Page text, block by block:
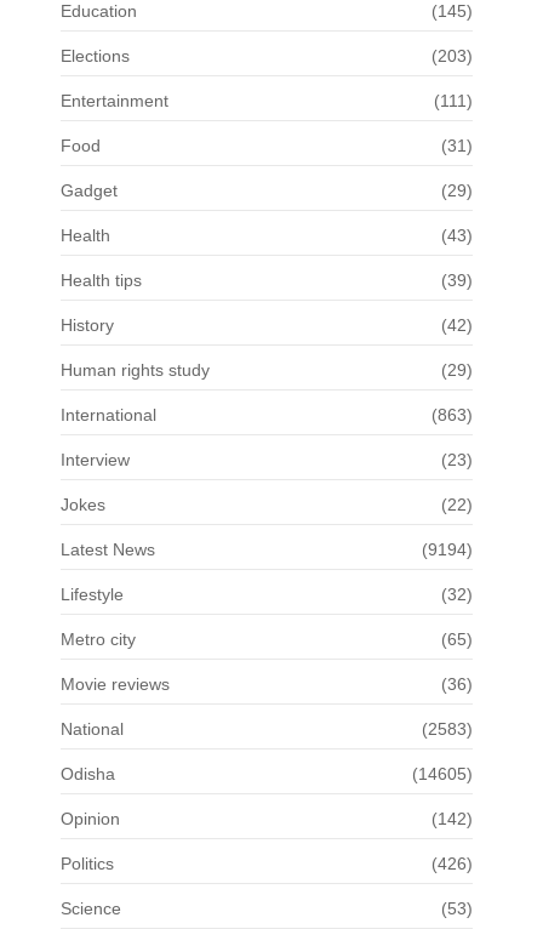
Education (145)
Elections (203)
Entertainment (111)
Food (31)
Gadget (29)
Health (43)
Health tips (39)
History (42)
Human rights study (29)
International (863)
Interview (23)
Jokes (22)
Latest News (9194)
Lifestyle (32)
Metro city (65)
Movie reviews (36)
National (2583)
Odisha (14605)
Opinion (142)
Politics (426)
Science (53)